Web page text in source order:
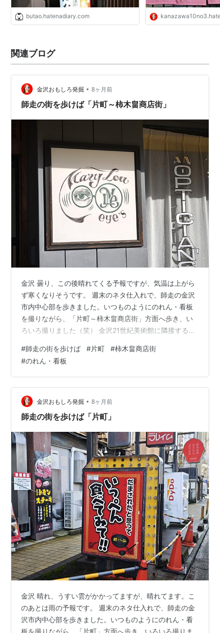
butao.hatenadiary.com
関連ブログ
金沢おもしろ発掘 • 8ヶ月前
師走の街を歩けば「片町～柿木畠商店街」
金沢 曇り、この後晴れてくる予報ですが、気温は上がら
ず寒くなりそうです。 週末のネタ仕入れで、師走の金沢
市内中心部を歩きました。いつものようにのれん・看板
を撮りながら、「片町～柿木畠商店街」方面へ歩き、い
ろいろ撮りました（笑） 金沢21世紀美術館に隣接する柿
用水のせせらぎが心地よい「食の激戦区」です。ハント
ンライスの聖地や金沢おでんの老舗、さらに国際色豊か
な多国籍料理店が狭い路地にひしめき合い、観光客と地
元客が自然に混ざり合います。昭和レトロな風情と店主
たちの温かい人情に触れられるこの街は、最新アートを
楽しんだ後に金沢の「深い日常」を味わうのに…
#師走の街を歩けば #片町 #柿木畠商店街
#のれん・看板
金沢おもしろ発掘 • 8ヶ月前
師走の街を歩けば「片町」
金沢 晴れ、うすい雲がかかってますが、晴れてます。こ
のあとは雨の予報です。 週末のネタ仕入れで、師走の金
沢市内中心部を歩きました。いつものようにのれん・看
板を撮りながら、「片町」方面へ歩き、いろいろ撮りま